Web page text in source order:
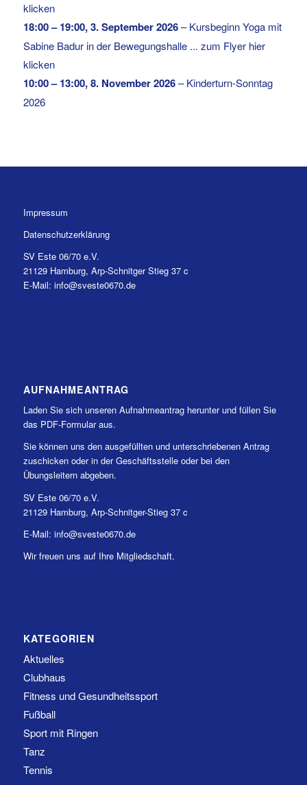
klicken
18:00– 19:00,3. September 2026–Kursbeginn Yoga mit
Sabine Badur in der Bewegungshalle ... zum Flyer hier
klicken
10:00– 13:00,8. November 2026–Kinderturn-Sonntag
2026
Impressum
Datenschutzerklärung
SV Este 06/70 e.V.
21129 Hamburg, Arp-Schnitger Stieg 37 c
E-Mail: info@sveste0670.de
AUFNAHMEANTRAG
Laden Sie sich unseren Aufnahmeantrag herunter und füllen Sie
das PDF-Formular aus.
Sie können uns den ausgefüllten und unterschriebenen Antrag
zuschicken oder in der Geschäftsstelle oder bei den
Übungsleitern abgeben.
SV Este 06/70 e.V.
21129 Hamburg, Arp-Schnitger-Stieg 37 c
E-Mail: info@sveste0670.de
Wir freuen uns auf Ihre Mitgliedschaft.
KATEGORIEN
Aktuelles
Clubhaus
Fitness und Gesundheitssport
Fußball
Sport mit Ringen
Tanz
Tennis